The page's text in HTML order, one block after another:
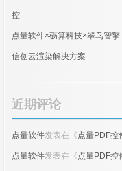
控
点量软件×砺算科技×翠鸟智
信创云渲染解决方案
近期评论
点量软件发表在《点量PDF控
点量软件发表在《点量PDF控